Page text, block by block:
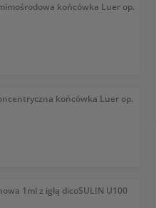
końcówka Luer op.
końcówka Luer op.
1ml z igłą dicoSULIN U100